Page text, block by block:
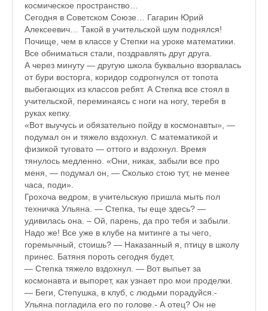
♪♫Красивые стихи★
♪♫Песни Высоцкого★
♪♫Eще раз про любовь★
♪♫Песни в стиле реп★
♪♫♪♫Романсы♪♫♪♫
♪♫Рассказы★
♪♫Рассказы 2★
Top видео студии
Лучшее фото недели
Лучшее фото дня
Фотоссесия. Лучшие спортсмены.
Настольный теннис в Пушкине Санкт-Петербург. Клубы и
космическое пространство…
Сегодня в Советском Союзе… Гагарин Юрий
Алексеевич… Такой в учительской шум поднялся!
Почище, чем в классе у Степки на уроке математики.
Все обниматься стали, поздравлять друг друга.
А через минуту — другую школа буквально взорвалась
от бури восторга, коридор содрогнулся от топота
выбегающих из классов ребят. А Степка все стоял в
учительской, переминаясь с ноги на ногу, теребя в
руках кепку.
«Вот выучусь и обязательно пойду в космонавты», —
подумал он и тяжело вздохнул. С математикой и
физикой туговато — оттого и вздохнул. Время
тянулось медленно. «Они, никак, забыли все про
меня, — подумал он, — Сколько стою тут, не менее
часа, поди».
Грохоча ведром, в учительскую пришла мыть пол
техничка Ульяна. — Степка, ты еще здесь? —
удивилась она. – Ой, парень, да про тебя и забыли.
Надо же! Все уже в клубе на митинге а ты чего,
горемычный, стоишь? — Наказанный я, птицу в школу
принес. Батяня пороть сегодня будет,
— Степка тяжело вздохнул. — Вот выпьет за
космонавта и выпорет, как узнает про мои проделки.
— Беги, Степушка, в клуб, с людьми порадуйся.-
Ульяна погладила его по голове.- А отец? Он не